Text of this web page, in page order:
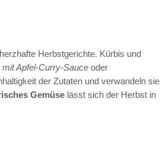
Herbstgerichte. Kürbis und
Apfel-Curry-Sauce oder
der Zutaten und verwandeln sie
Gemüse lässt sich der Herbst in